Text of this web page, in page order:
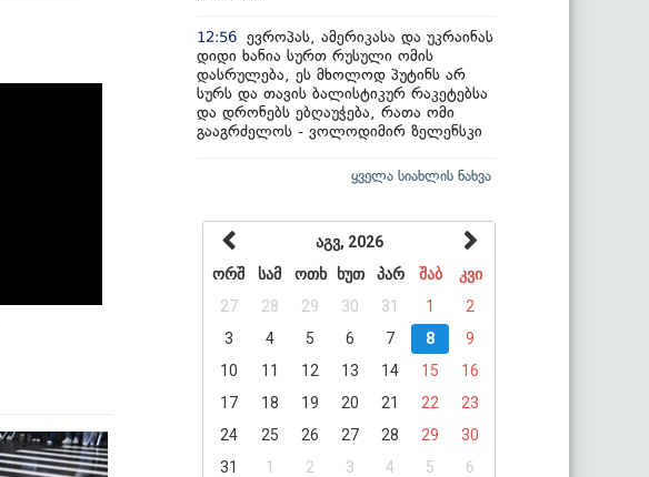
12:56 ევროპას, ამერიკასა და უკრაინას
დიდი ხანია სურთ რუსული ომის
დასრულება, ეს მხოლოდ პუტინს არ
სურს და თავის ბალისტიკურ რაკეტებსა
და დრონებს ებღაუჭება, რათა ომი
გააგრძელოს - ვოლოდიმირ ზელენსკი
ყველა სიახლის ნახვა
აგვ, 2026
ორშ
სამ ოთხ ხუთ პარ შაბ
კვი
27
28 29 30 31 1
2
3
4 5 6 7 8
9
10
11 12 13 14 15
16
17
18 19 20 21 22
23
24
25 26 27 28 29
30
31
1 2 3 4 5 6